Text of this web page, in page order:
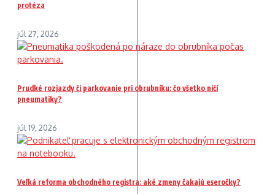
protéza
júl 27, 2026
Prudké rozjazdy či parkovanie pri obrubníku: čo všetko ničí
pneumatiky?
júl 19, 2026
Veľká reforma obchodného registra: aké zmeny čakajú eseročky?